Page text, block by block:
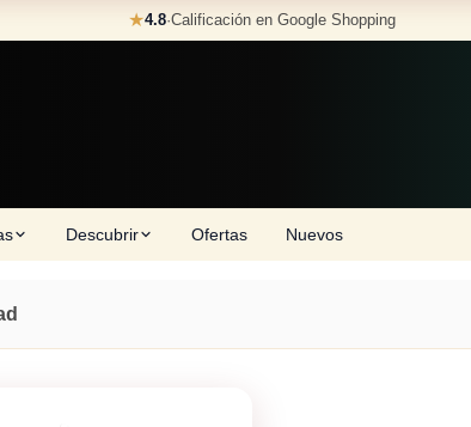
★4.8·Calificación en Google Shopping
Descubrir Ofertas Nuevos